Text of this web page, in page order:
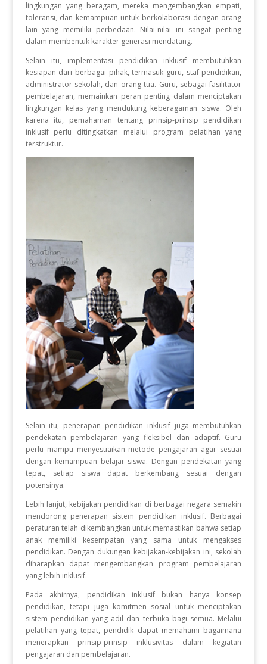
lingkungan yang beragam, mereka mengembangkan empati,
toleransi, dan kemampuan untuk berkolaborasi dengan orang
lain yang memiliki perbedaan. Nilai-nilai ini sangat penting
dalam membentuk karakter generasi mendatang.
Selain itu, implementasi pendidikan inklusif membutuhkan
kesiapan dari berbagai pihak, termasuk guru, staf pendidikan,
administrator sekolah, dan orang tua. Guru, sebagai fasilitator
pembelajaran, memainkan peran penting dalam menciptakan
lingkungan kelas yang mendukung keberagaman siswa. Oleh
karena itu, pemahaman tentang prinsip-prinsip pendidikan
inklusif perlu ditingkatkan melalui program pelatihan yang
terstruktur.
Selain itu, penerapan pendidikan inklusif juga membutuhkan
pendekatan pembelajaran yang fleksibel dan adaptif. Guru
perlu mampu menyesuaikan metode pengajaran agar sesuai
dengan kemampuan belajar siswa. Dengan pendekatan yang
tepat, setiap siswa dapat berkembang sesuai dengan
potensinya.
Lebih lanjut, kebijakan pendidikan di berbagai negara semakin
mendorong penerapan sistem pendidikan inklusif. Berbagai
peraturan telah dikembangkan untuk memastikan bahwa setiap
anak memiliki kesempatan yang sama untuk mengakses
pendidikan. Dengan dukungan kebijakan-kebijakan ini, sekolah
diharapkan dapat mengembangkan program pembelajaran
yang lebih inklusif.
Pada akhirnya, pendidikan inklusif bukan hanya konsep
pendidikan, tetapi juga komitmen sosial untuk menciptakan
sistem pendidikan yang adil dan terbuka bagi semua. Melalui
pelatihan yang tepat, pendidik dapat memahami bagaimana
menerapkan prinsip-prinsip inklusivitas dalam kegiatan
pengajaran dan pembelajaran.